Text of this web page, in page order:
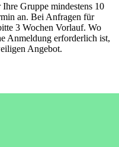
Gruppe mindestens 10
an. Bei Anfragen für
3 Wochen Vorlauf. Wo
Anmeldung erforderlich ist,
Angebot.